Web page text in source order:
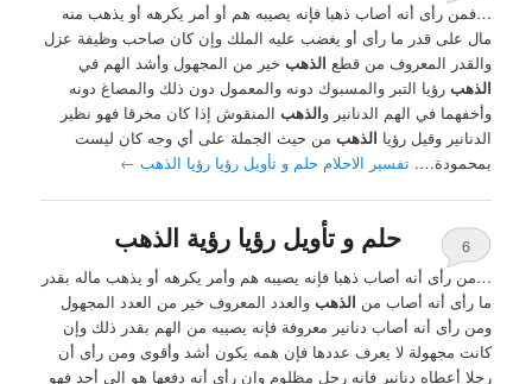
…فمن رأى أنه أصاب ذهبا فإنه يصيبه هم أو أمر يكرهه أو يذهب منه
مال على قدر ما رأى أو يغضب عليه الملك وإن كان صاحب وظيفة عزل
والقدر المعروف من قطع الذهب خير من المجهول وأشد الهم في
الذهب رؤيا التبر والمسبوك دونه والمعمول دون ذلك والمصاغ دونه
وأخفهما في الهم الدنانير والذهب المنقوش إذا كان مخرقا فهو نظير
الدنانير وقيل رؤيا الذهب من حيث الجملة على أي وجه كان ليست
بمحمودة….تفسير الاحلام حلم و تأويل رؤيا رؤيا الذهب ←
حلم و تأويل رؤيا رؤية الذهب
6
…من رأى أنه أصاب ذهبا فإنه يصيبه هم وأمر يكرهه أو يذهب ماله بقدر
ما رأى أنه أصاب من الذهب والعدد المعروف خير من العدد المجهول
ومن رأى أنه أصاب دنانير معروفة فإنه يصيبه من الهم بقدر ذلك وإن
كانت مجهولة لا يعرف عددها فإن همه يكون أشد وأقوى ومن رأى أن
رجلا أعطاه دنانير فإنه رجل مظلوم وإن رأى أنه دفعها هو إلى أحد فهو